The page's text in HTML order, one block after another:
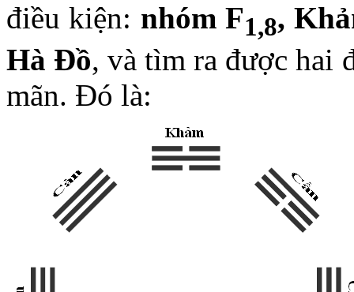
điều kiện: nhóm F1,8,
Hà Đồ, và tìm ra được hai
mãn. Đó là: